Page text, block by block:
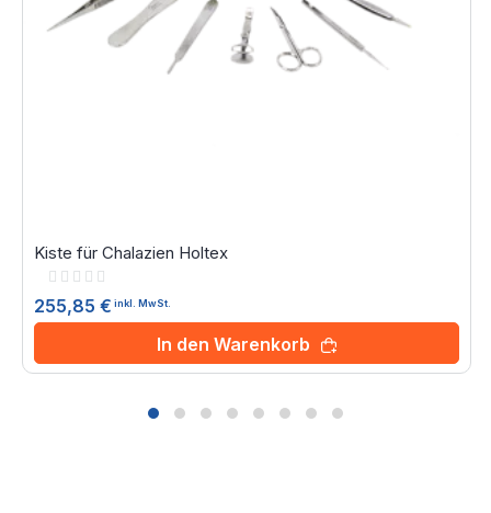
Kiste für Chalazien Holtex
Rating:
255,85 € inkl. MwSt.
In den Warenkorb